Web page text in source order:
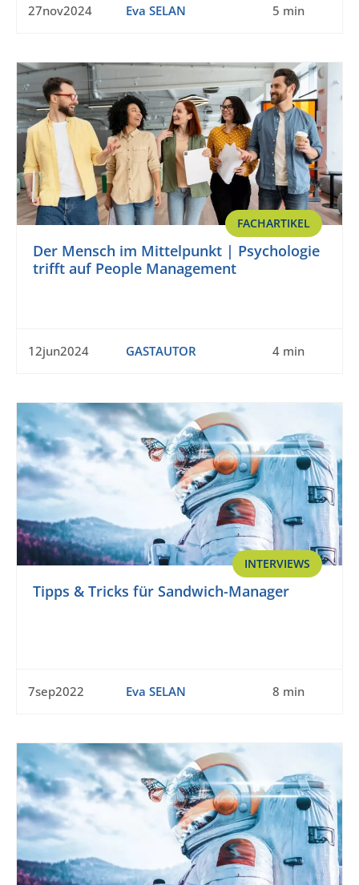
27nov2024 Eva SELAN 5 min
FACHARTIKEL
Der Mensch im Mittelpunkt | Psychologie
trifft auf People Management
12jun2024 GASTAUTOR 4 min
INTERVIEWS
Tipps & Tricks für Sandwich-Manager
7sep2022 Eva SELAN 8 min